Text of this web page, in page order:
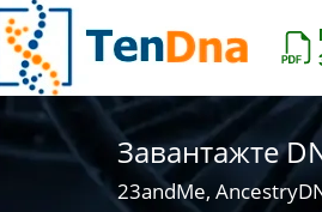
Завантажте
23andMe,